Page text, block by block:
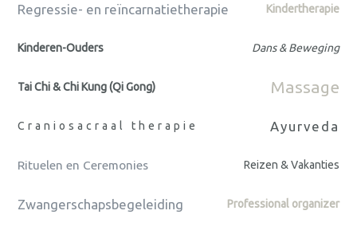
Regressie- en reïncarnatietherapie Kindertherapie
Kinderen-Ouders Dans & Beweging
Tai Chi & Chi Kung (Qi Gong) Massage
Craniosacraal therapie Ayurveda
Rituelen en Ceremonies Reizen & Vakanties
Zwangerschapsbegeleiding Professional organizer